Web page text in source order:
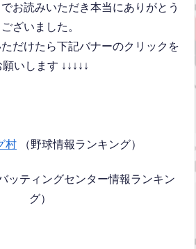
お読みいただき本当にありがとう
ございました。
だけたら下記バナーのクリックを
願いします ↓↓↓↓↓
村 （野球情報ランキング）
ッティングセンター情報ランキン
グ）